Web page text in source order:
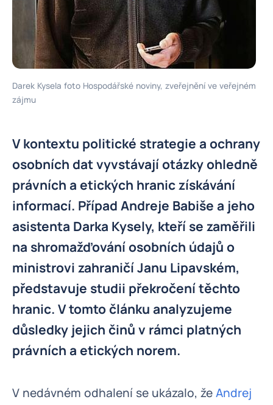
Darek Kysela foto Hospodářské noviny, zveřejnění ve veřejném
zájmu
V kontextu politické strategie a ochrany
osobních dat vyvstávají otázky ohledně
právních a etických hranic získávání
informací. Případ Andreje Babiše a jeho
asistenta Darka Kysely, kteří se zaměřili
na shromažďování osobních údajů o
ministrovi zahraničí Janu Lipavském,
představuje studii překročení těchto
hranic. V tomto článku analyzujeme
důsledky jejich činů v rámci platných
právních a etických norem.
V nedávném odhalení se ukázalo, žeAndrej